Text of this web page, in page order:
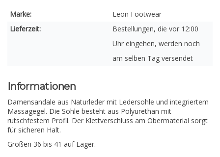
Marke:
Leon Footwear
Lieferzeit:
Bestellungen, die vor 12:00
Uhr eingehen, werden noch
am selben Tag versendet
Informationen
Damensandale aus Naturleder mit Ledersohle und integriertem
Massagegel. Die Sohle besteht aus Polyurethan mit
rutschfestem Profil. Der Klettverschluss am Obermaterial sorgt
für sicheren Halt.
Größen 36 bis 41 auf Lager.